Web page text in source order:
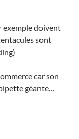
exemple doivent
sont
car son
géante…